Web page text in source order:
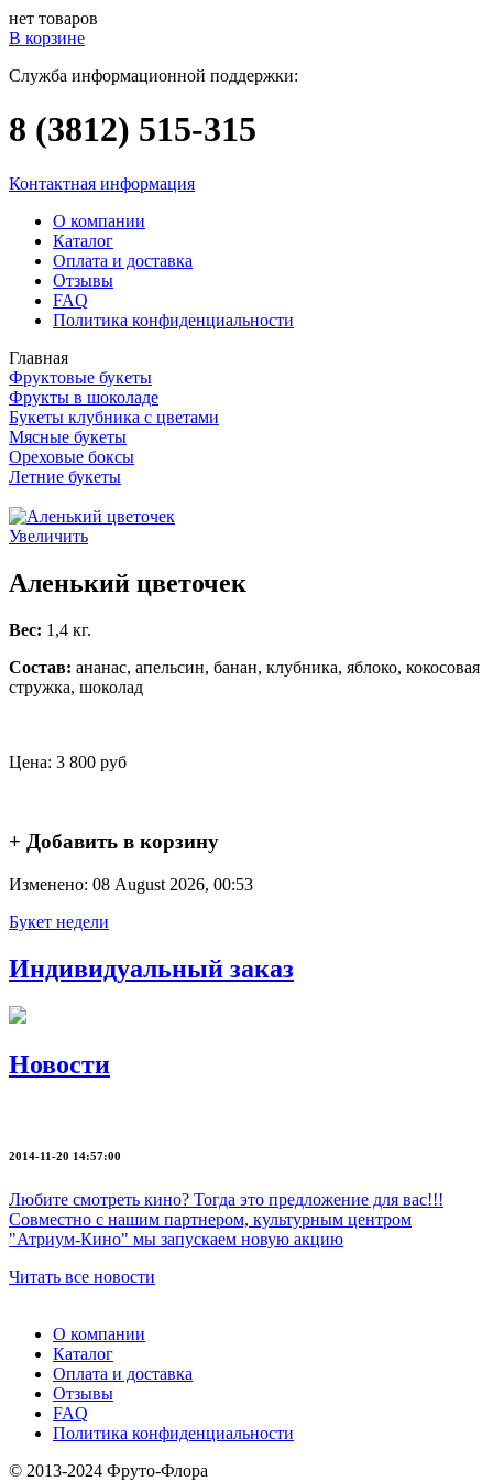
нет товаров
В корзине
Служба информационной поддержки:
8 (3812) 515-315
Контактная информация
О компании
Каталог
Оплата и доставка
Отзывы
FAQ
Политика конфиденциальности
Главная
Фруктовые букеты
Фрукты в шоколаде
Букеты клубника с цветами
Мясные букеты
Ореховые боксы
Летние букеты
Увеличить
Аленький цветочек
Вес: 1,4 кг.
Состав: ананас, апельсин, банан, клубника, яблоко, кокосовая
стружка, шоколад
Цена: 3 800 руб
+ Добавить в корзину
Изменено: 08 August 2026, 00:53
Букет недели
Индивидуальный заказ
Новости
2014-11-20 14:57:00
Любите смотреть кино? Тогда это предложение для вас!!!
Совместно с нашим партнером, культурным центром
"Атриум-Кино" мы запускаем новую акцию
Читать все новости
О компании
Каталог
Оплата и доставка
Отзывы
FAQ
Политика конфиденциальности
© 2013-2024 Фруто-Флора